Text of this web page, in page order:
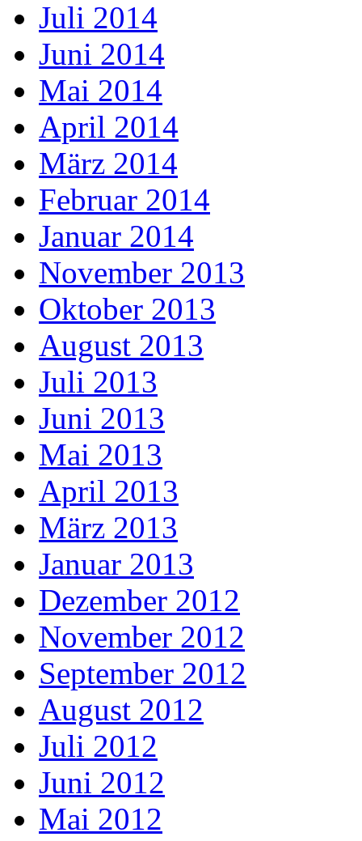
Juli 2014
Juni 2014
Mai 2014
April 2014
März 2014
Februar 2014
Januar 2014
November 2013
Oktober 2013
August 2013
Juli 2013
Juni 2013
Mai 2013
April 2013
März 2013
Januar 2013
Dezember 2012
November 2012
September 2012
August 2012
Juli 2012
Juni 2012
Mai 2012